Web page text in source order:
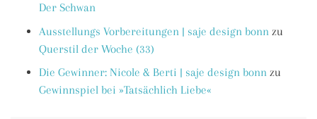
Der Schwan
Ausstellungs Vorbereitungen | saje design bonn zu
Querstil der Woche (33)
Die Gewinner: Nicole & Berti | saje design bonn zu
Gewinnspiel bei »Tatsächlich Liebe«